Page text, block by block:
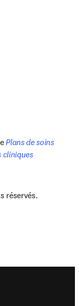
Plans de soins
cliniques
réservés.